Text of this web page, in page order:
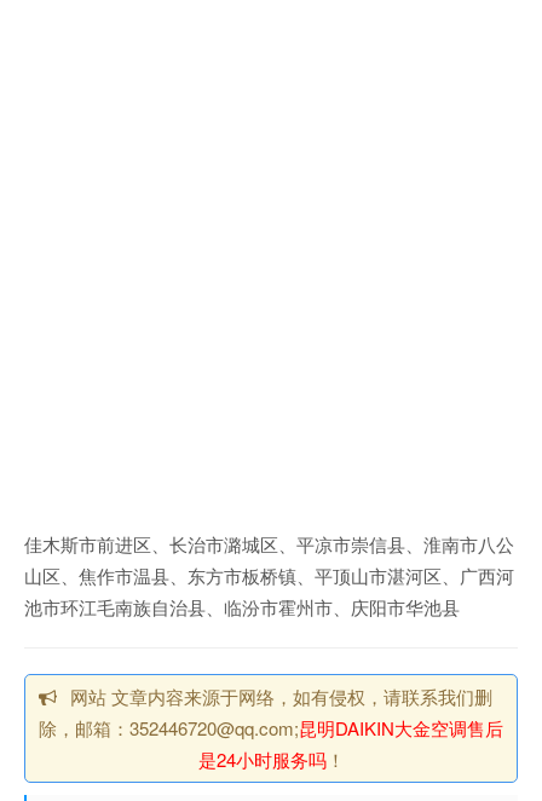
佳木斯市前进区、长治市潞城区、平凉市崇信县、淮南市八公
山区、焦作市温县、东方市板桥镇、平顶山市湛河区、广西河
池市环江毛南族自治县、临汾市霍州市、庆阳市华池县
网站 文章内容来源于网络，如有侵权，请联系我们删
除，邮箱：352446720@qq.com;昆明DAIKIN大金空调售后
是24小时服务吗！